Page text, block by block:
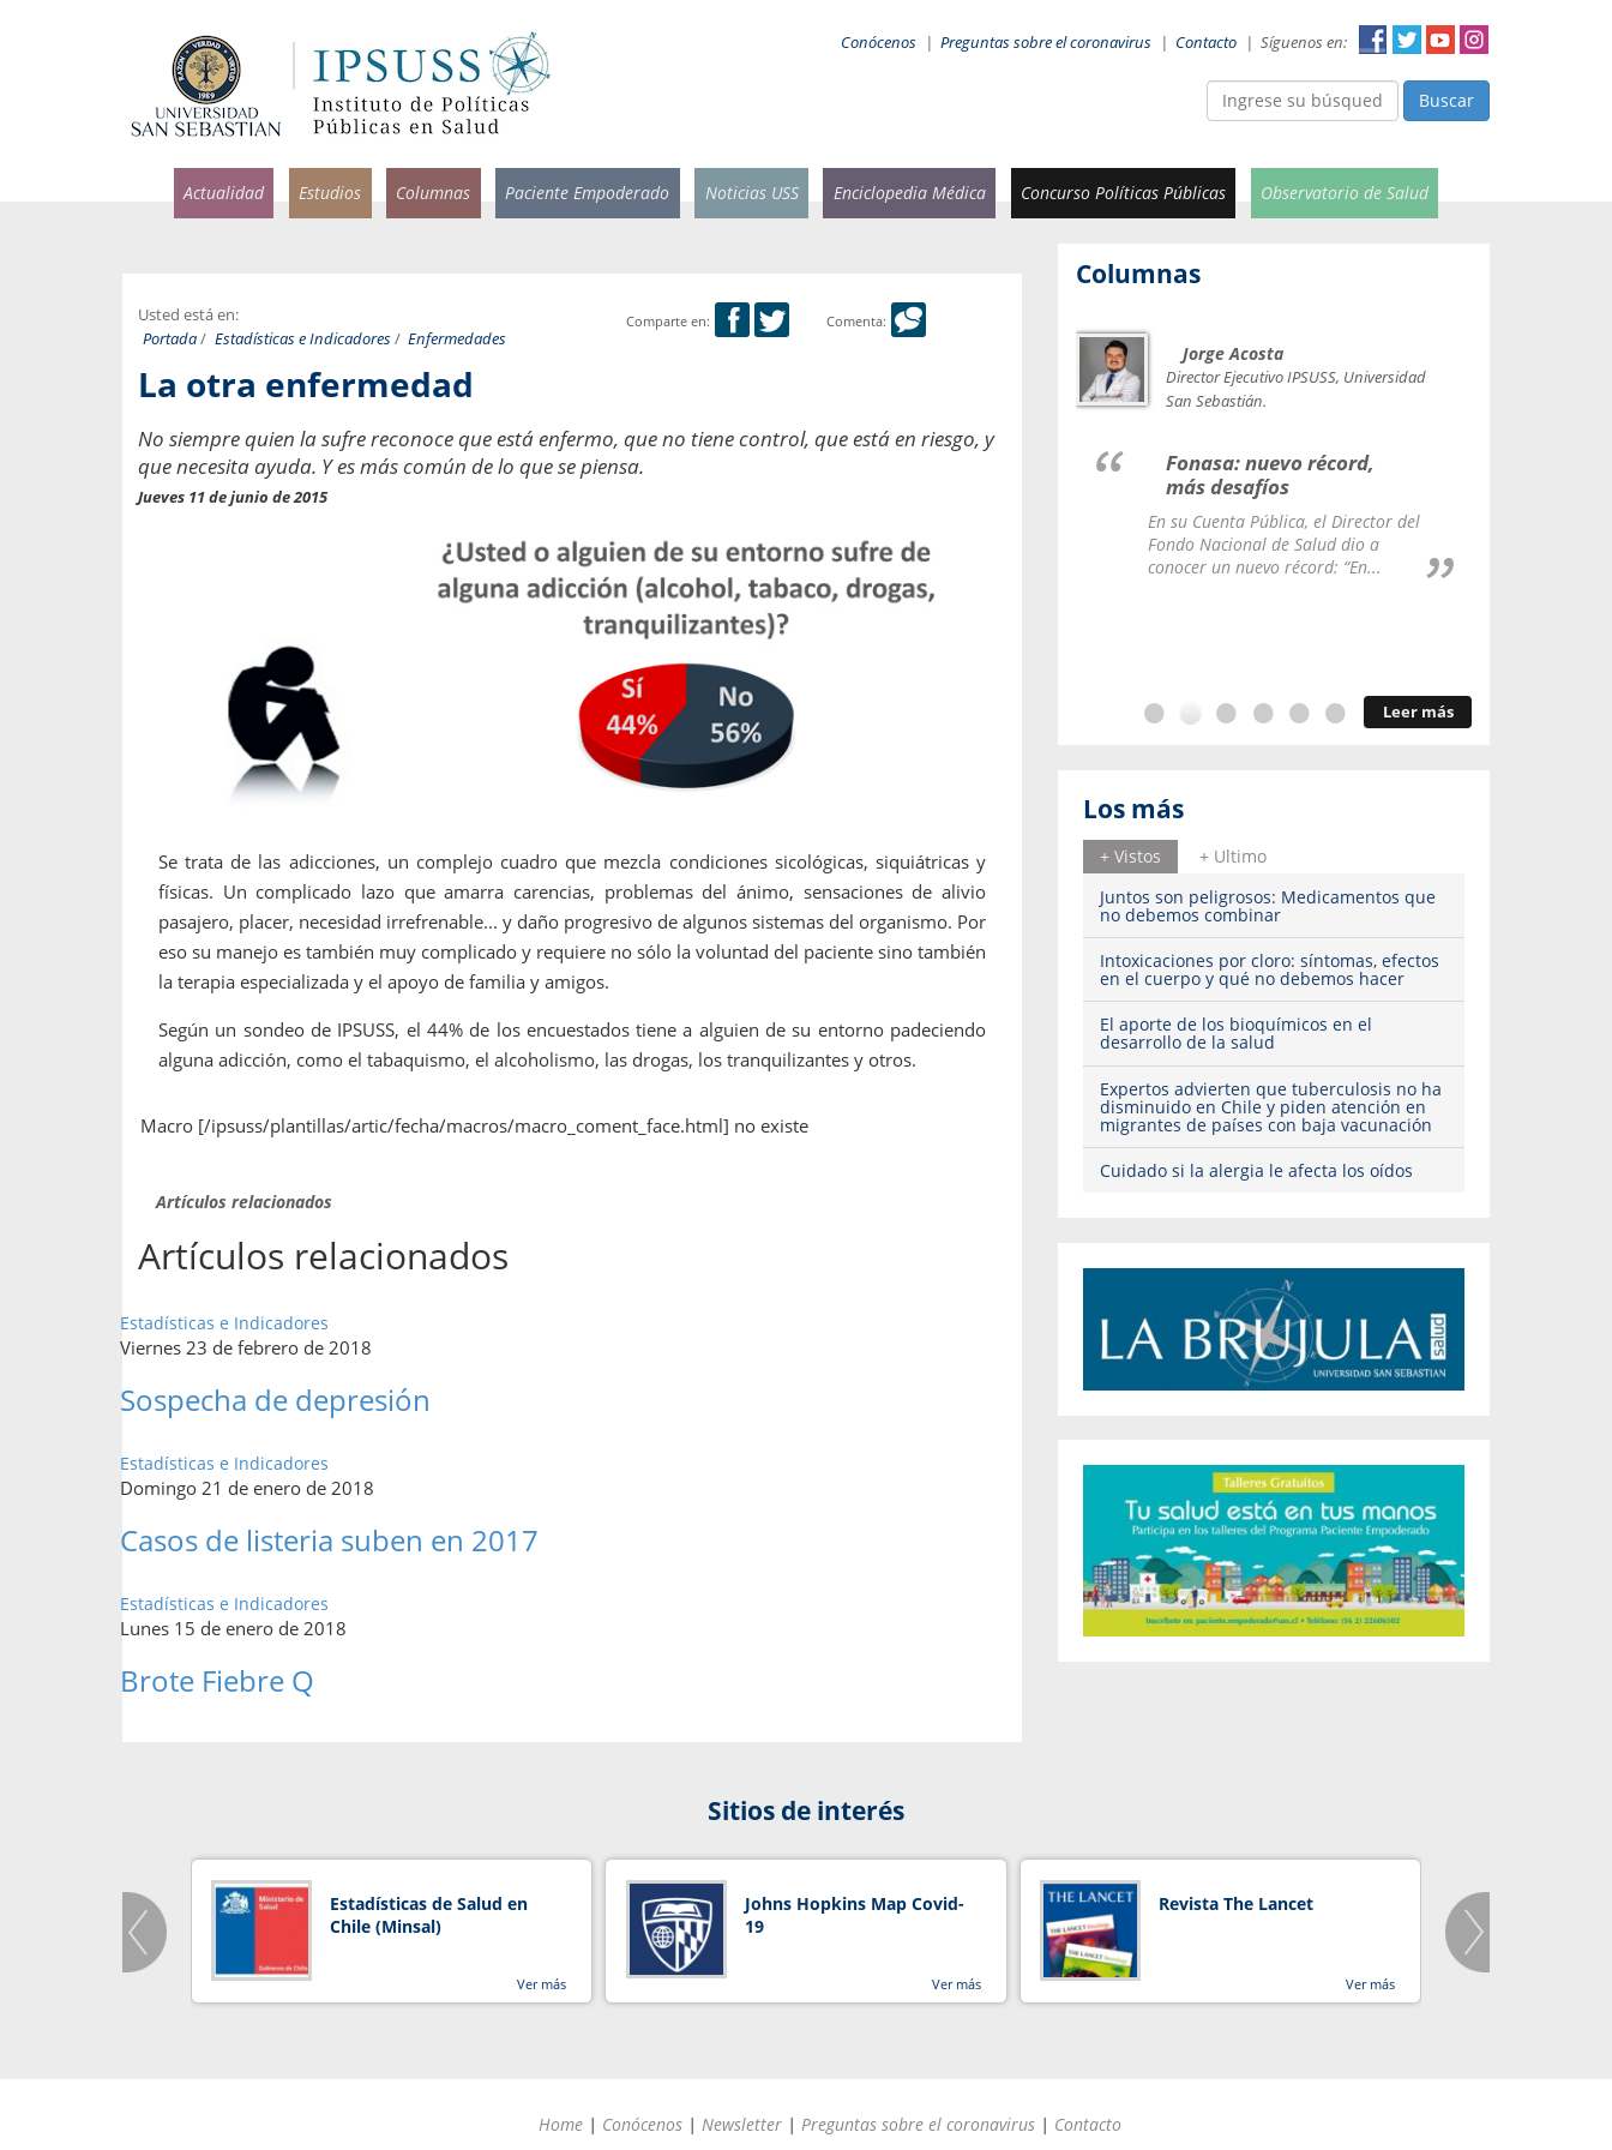
Conócenos | Preguntas sobre el coronavirus | Contacto | Síguenos en:
Buscar
Actualidad Estudios Columnas Paciente Empoderado Noticias USS Enciclopedia Médica Concurso Políticas Públicas Observatorio de Salud
Comparte en: Comenta:
Usted está en:
Portada/ Estadísticas e Indicadores/ Enfermedades
La otra enfermedad
No siempre quien la sufre reconoce que está enfermo, que no tiene control, que está en riesgo, y
que necesita ayuda. Y es más común de lo que se piensa.
Jueves 11 de junio de 2015
Se trata de las adicciones, un complejo cuadro que mezcla condiciones sicológicas, siquiátricas y
físicas. Un complicado lazo que amarra carencias, problemas del ánimo, sensaciones de alivio
pasajero, placer, necesidad irrefrenable... y daño progresivo de algunos sistemas del organismo. Por
eso su manejo es también muy complicado y requiere no sólo la voluntad del paciente sino también
la terapia especializada y el apoyo de familia y amigos.
Según un sondeo de IPSUSS, el 44% de los encuestados tiene a alguien de su entorno padeciendo
alguna adicción, como el tabaquismo, el alcoholismo, las drogas, los tranquilizantes y otros.
Macro [/ipsuss/plantillas/artic/fecha/macros/macro_coment_face.html] no existe
Artículos relacionados
Artículos relacionados
Estadísticas e Indicadores
Viernes 23 de febrero de 2018
Sospecha de depresión
Estadísticas e Indicadores
Domingo 21 de enero de 2018
Casos de listeria suben en 2017
Estadísticas e Indicadores
Lunes 15 de enero de 2018
Brote Fiebre Q
Columnas
Facultad de Medicina USS.
médicas y
por incapacidad
Ignacio Rodríguez Rammsy
Infectólogo y profesor asistente de
Medicina, Universidad San Sebastián
Pandemias del mañana
propaga a un gran número de...
enfermedades periodontales. Sin
embargo, estas son las...
Jorge Acosta
Director Ejecutivo IPSUSS, Universidad
San Sebastián.
Fonasa: nuevo récord,
más desafíos
En su Cuenta Pública, el Director del
Fondo Nacional de Salud dio a
conocer un nuevo récord: “En...
Leer más
Los más
+ Vistos
+ Ultimo
Juntos son peligrosos: Medicamentos que
no debemos combinar
Intoxicaciones por cloro: síntomas, efectos
en el cuerpo y qué no debemos hacer
El aporte de los bioquímicos en el
desarrollo de la salud
Expertos advierten que tuberculosis no ha
disminuido en Chile y piden atención en
migrantes de países con baja vacunación
Cuidado si la alergia le afecta los oídos
Sitios de interés
Estadísticas de Salud en
Chile (Minsal)
Ver más
Johns Hopkins Map Covid-
19
Ver más
Revista The Lancet
Ver más
Home | Conócenos | Newsletter | Preguntas sobre el coronavirus | Contacto